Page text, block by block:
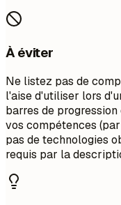
À éviter
Ne listez pas de
l'aise d'utiliser lors
barres de
vos compétences
pas de technologies
requis par la